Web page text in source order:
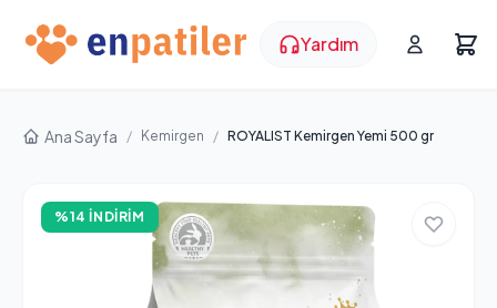
Yardım
Ana Sayfa / Kemirgen / ROYALIST Kemirgen Yemi 500 gr
%14 İNDIRIM